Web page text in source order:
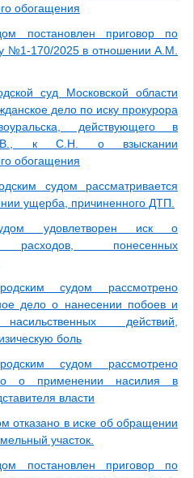
обогащения
постановлен приговор по
№1-170/2025 в отношении А.М.
суд Московской области
дело по иску прокурора
действующего в
к С.Н. о взыскании
обогащения
судом рассматривается
ущерба, причиненного ДТП.
удовлетворен иск о
расходов, понесенных
судом рассмотрено
дело о нанесении побоев и
действий,
боль
судом рассмотрено
о применении насилия в
власти
отказано в иске об обращении
участок.
постановлен приговор по